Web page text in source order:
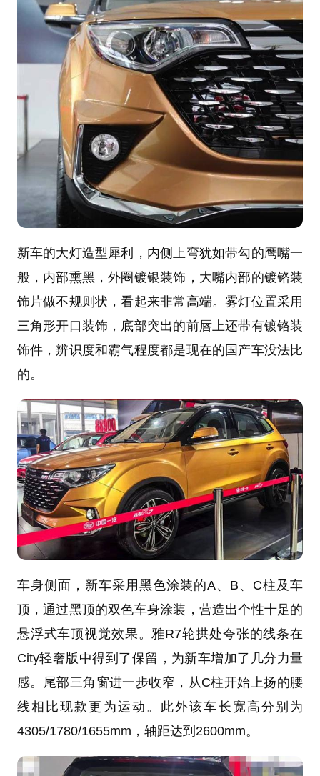
新车的大灯造型犀利，内侧上弯犹如带勾的鹰嘴一
般，内部熏黑，外圈镀银装饰，大嘴内部的镀铬装
饰片做不规则状，看起来非常高端。雾灯位置采用
三角形开口装饰，底部突出的前唇上还带有镀铬装
饰件，辨识度和霸气程度都是现在的国产车没法比
的。
车身侧面，新车采用黑色涂装的A、B、C柱及车
顶，通过黑顶的双色车身涂装，营造出个性十足的
悬浮式车顶视觉效果。雅R7轮拱处夸张的线条在
City轻奢版中得到了保留，为新车增加了几分力量
感。尾部三角窗进一步收窄，从C柱开始上扬的腰
线相比现款更为运动。此外该车长宽高分别为
4305/1780/1655mm，轴距达到2600mm。